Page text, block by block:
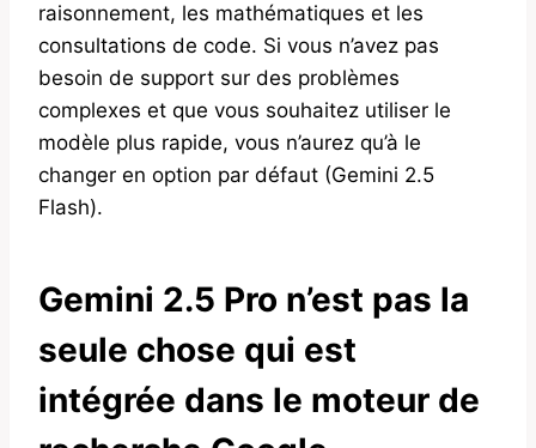
raisonnement, les mathématiques et les
consultations de code. Si vous n’avez pas
besoin de support sur des problèmes
complexes et que vous souhaitez utiliser le
modèle plus rapide, vous n’aurez qu’à le
changer en option par défaut (Gemini 2.5
Flash).
Gemini 2.5 Pro n’est pas la
seule chose qui est
intégrée dans le moteur de